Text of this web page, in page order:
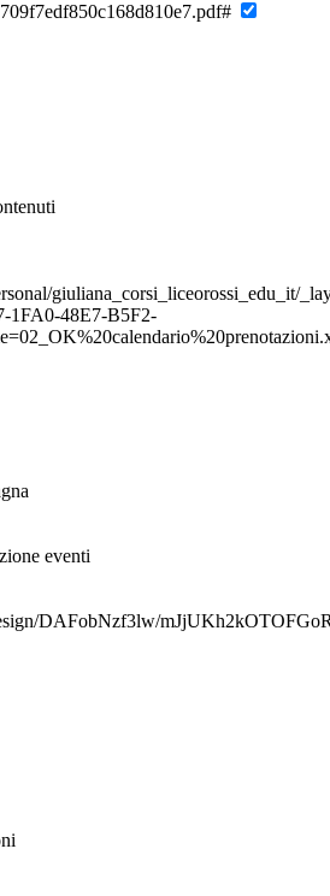
giuliana_corsi_liceorossi_edu_it/
1FA0-48E7-B5F2-
eventi
DAFobNzf3lw/